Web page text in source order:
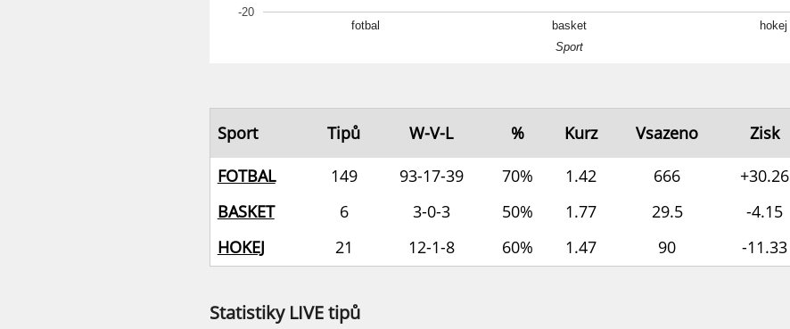
fotbal basket hokej
-20
Sport
Sport Tipů W-V-L % Kurz Vsazeno Zisk
FOTBAL
149 93-17-39 70% 1.42 666 +30.26
BASKET
6 3-0-3 50% 1.77 29.5 -4.15
HOKEJ
21 12-1-8 60% 1.47 90 -11.33
Statistiky LIVE tipů